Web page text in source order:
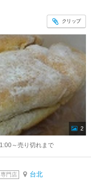
クリップ
2
～売り切れまで
専門店 台北